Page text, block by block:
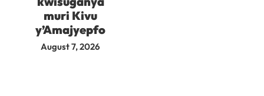
muri Kivu
y’Amajyepfo
August 7, 2026